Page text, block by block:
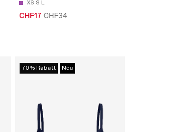
XS S L
CHF17 CHF34
70% Rabatt Neu